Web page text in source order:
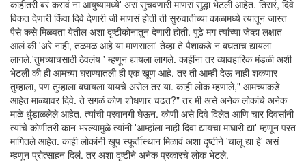
काहीतरी बरं करावं ना आयुष्यामध्ये' असं सुचवणारी माणसं सुद्धा भेटली आहेत. तिसरं, दिवे
विकत देणारी किंवा दिवे देणारी जी माणसं होती ती सुरुवातीच्या काळामध्ये त्यातून जास्त
पैसे कसे मिळवता येतील अशा दृष्टीकोनातून देणारी होती. पुढे मग त्यांच्या जेव्हा लक्षात
आलं की 'अरे नाही, तळमळ आहे या माणसाला' तेव्हा ते पैशाकडे न बघताच द्यायला
लागले.'तुमच्याचसाठी ठेवलंय ' म्हणून द्यायला लागले. काहींना तर व्यावहारिक मंडळी अशी
भेटली की ही आमच्या घराण्यातली ही एक खूण आहे. तर ती आम्ही देऊ नाही शकणार
तुम्हाला, पण तुम्हाला बघायला यायचे असेल तर या. काही लोक म्हणाले," आमच्याकडे
आहेत माळ्यावर दिवे. ते सगळं कोण शोधणार चढत?" तर मी असे अनेक लोकांचे अनेक
माळे धुंडाळलेले आहेत. त्यांची परवानगी घेऊन. कोणी असे दिवे दिलेत आणि चार दिवसांनी
त्यांचे कोणीतरी कान भरल्यामुळे त्यांनी 'आम्हांला नाही दिवा द्यायचा माघारी द्या' म्हणून परत
मागितले आहेत. काही लोकांनी खूप स्फूर्तीस्थान मिळावं अशा दृष्टीने 'चालू द्या हे' असं
म्हणून प्रोत्साहन दिलं. तर अशा दृष्टीने अनेक प्रकारचे लोक भेटले.